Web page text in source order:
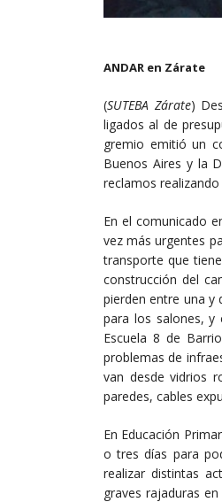
ANDAR en Zárate
(SUTEBA Zárate)
ligados al de
gremio emitió un
Buenos Aires y la
reclamos realizando
En el comunicado
vez más urgentes
transporte que
construcción del
pierden entre una y
para los salones, y
Escuela 8 de
problemas de
van desde vidrios
paredes, cables
En Educación
o tres días para
realizar distintas
graves rajaduras